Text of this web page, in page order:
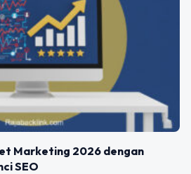
Marketing 2026 dengan
SEO